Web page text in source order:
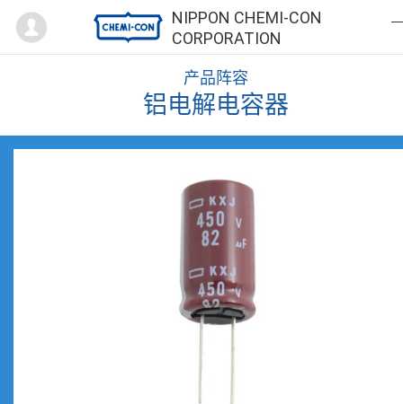
NIPPON CHEMI-CON
CORPORATION
Mypage
产品阵容
铝电解电容器